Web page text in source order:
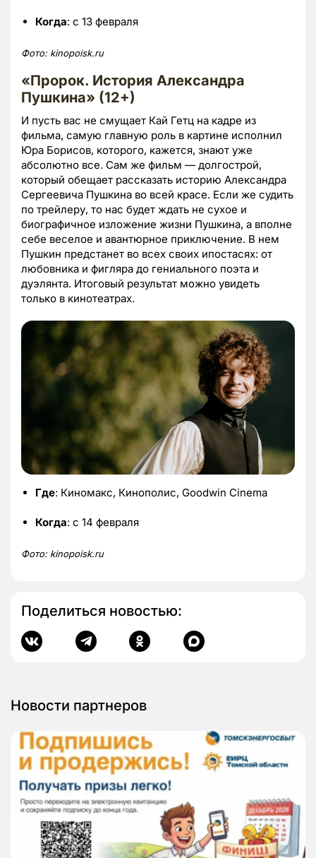
Когда: с 13 февраля
Фото: kinopoisk.ru
«Пророк. История Александра
Пушкина» (12+)
И пусть вас не смущает Кай Гетц на кадре из
фильма, самую главную роль в картине исполнил
Юра Борисов, которого, кажется, знают уже
абсолютно все. Сам же фильм — долгострой,
который обещает рассказать историю Александра
Сергеевича Пушкина во всей красе. Если же судить
по трейлеру, то нас будет ждать не сухое и
биографичное изложение жизни Пушкина, а вполне
себе веселое и авантюрное приключение. В нем
Пушкин предстанет во всех своих ипостасях: от
любовника и фигляра до гениального поэта и
дуэлянта. Итоговый результат можно увидеть
только в кинотеатрах.
Где: Киномакс, Кинополис, Goodwin Cinema
Когда: с 14 февраля
Фото: kinopoisk.ru
Поделиться новостью:
Новости партнеров